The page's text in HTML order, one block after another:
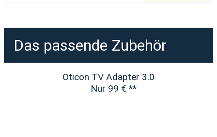
Das passende Zubehör
Oticon TV Adapter 3.0
Nur 99 € **